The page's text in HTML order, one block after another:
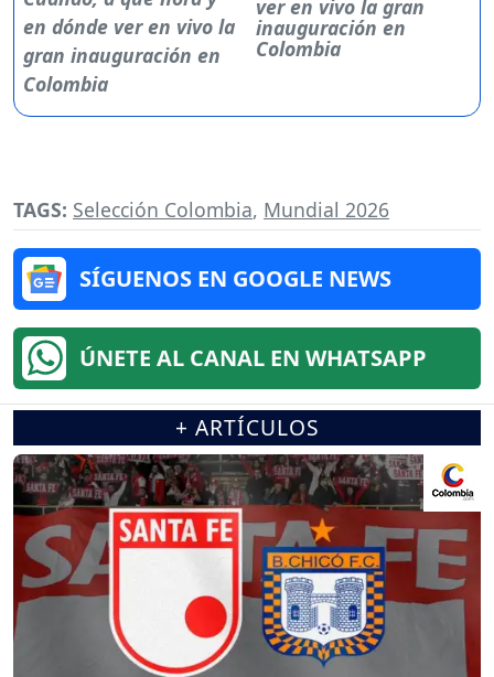
ver en vivo la gran
inauguración en
Colombia
TAGS: Selección Colombia, Mundial 2026
SÍGUENOS EN GOOGLE NEWS
ÚNETE AL CANAL EN WHATSAPP
+ ARTÍCULOS